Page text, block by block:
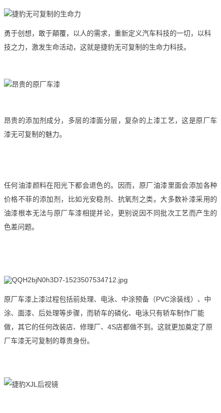
勇于创想，敢于顛覆，以人的需求，重新定义汽车科技的一切，以科
技之力，激发生命活动，这就是捷豹无可复制的生命力科技。
昂贵的添加剂成分，多层的漆面分层，复杂的上漆工艺，这是原厂车
漆无可复制的魅力。
任何油漆颜料在阳光下都会退色的。因而，原厂油漆里面会添加各种
价格不菲的添加剂，比如光安稳剂、抗氧剂之类。大多数补漆采用的
油漆根本无法与原厂车漆相提并论，更别说因不同批次工艺而产生的
色差问题。
原厂车漆上漆过程包括前处理、电泳、中涂预备（PVC涂装线）、中
涂、面漆、后处理等步骤，而轿车的磷化、电泳只有轿车制作厂能
做，其它的任何改装店、修理厂、4S店都做不到。这就更加奠定了原
厂车漆无可复制的尊贵身份。